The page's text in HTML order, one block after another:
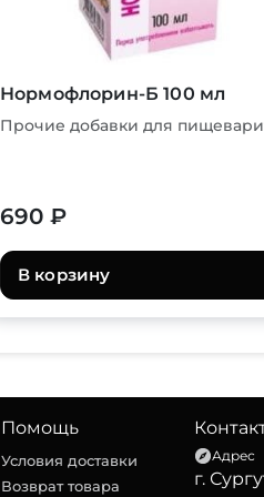
Нормофлорин-Б 100 мл
690 ₽
В корзину
Помощь
Условия доставки
Возврат товара
Адрес
г.